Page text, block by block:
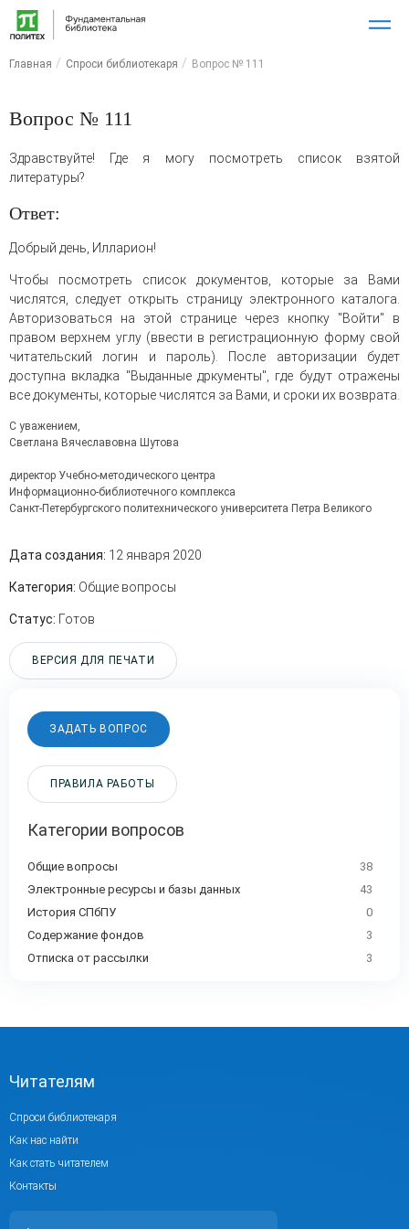
Главная Спроси библиотекаря Вопрос № 111
ЗАДАТЬ ВОПРОС
ПРАВИЛА РАБОТЫ
Категории вопросов
Общие вопросы
38
Электронные ресурсы и базы данных
43
История СПбПУ
0
Содержание фондов
3
Отписка от рассылки
3
Вопрос № 111
Здравствуйте! Где я могу посмотреть список взятой
литературы?
Ответ:
Добрый день, Илларион!
Чтобы посмотреть список документов, которые за Вами
числятся, следует открыть страницу электронного каталога.
Авторизоваться на этой странице через кнопку "Войти" в
правом верхнем углу (ввести в регистрационную форму свой
читательский логин и пароль). После авторизации будет
доступна вкладка "Выданные дркументы", где будут отражены
все документы, которые числятся за Вами, и сроки их возврата.
С уважением,
Светлана Вячеславовна Шутова
директор Учебно-методического центра
Информационно-библиотечного комплекса
Санкт-Петербургского политехнического университета Петра Великого
Дата создания: 12 января 2020
Категория: Общие вопросы
Статус: Готов
ВЕРСИЯ ДЛЯ ПЕЧАТИ
Читателям
Спроси библиотекаря
Как нас найти
Как стать читателем
Контакты